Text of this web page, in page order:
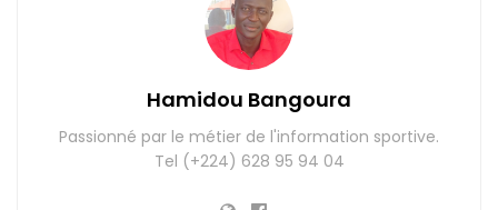
Hamidou Bangoura
Passionné par le métier de l'information sportive.
Tel (+224) 628 95 94 04